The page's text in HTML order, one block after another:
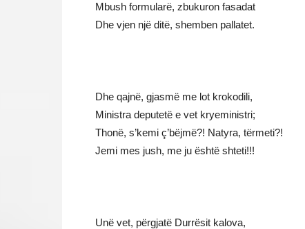
Mbush formularë, zbukuron fasadat
Dhe vjen një ditë, shemben pallatet.
Dhe qajnë, gjasmë me lot krokodili,
Ministra deputetë e vet kryeministri;
Thonë, s’kemi ç’bëjmë?! Natyra, tërmeti?!
Jemi mes jush, me ju është shteti!!!
Unë vet, përgjatë Durrësit kalova,